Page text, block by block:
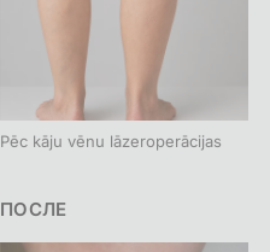
Pēc kāju vēnu lāzeroperācijas
ПОСЛЕ